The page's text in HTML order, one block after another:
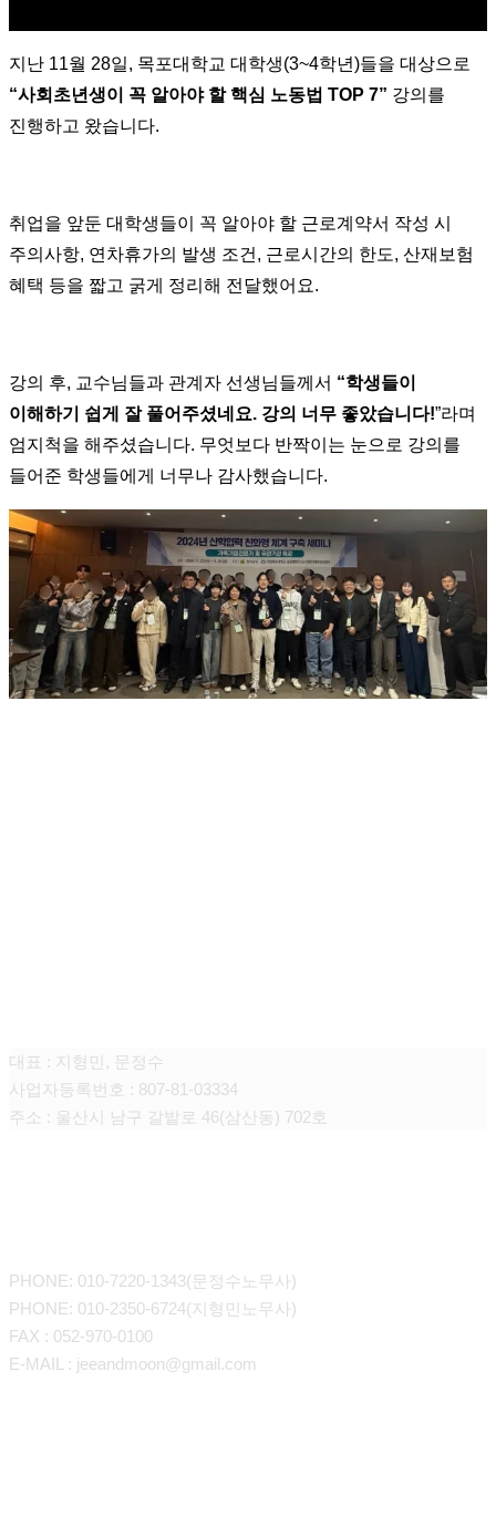
지난 11월 28일, 목포대학교 대학생(3~4학년)들을 대상으로
“사회초년생이 꼭 알아야 할 핵심 노동법 TOP 7” 강의를
진행하고 왔습니다.
취업을 앞둔 대학생들이 꼭 알아야 할 근로계약서 작성 시
주의사항, 연차휴가의 발생 조건, 근로시간의 한도, 산재보험
혜택 등을 짧고 굵게 정리해 전달했어요.
강의 후, 교수님들과 관계자 선생님들께서 “학생들이
이해하기 쉽게 잘 풀어주셨네요. 강의 너무 좋았습니다!”라며
엄지척을 해주셨습니다. 무엇보다 반짝이는 눈으로 강의를
들어준 학생들에게 너무나 감사했습니다.
대표 : 지형민, 문정수
사업자등록번호 : 807-81-03334
주소 : 울산시 남구 갈밭로 46(삼산동) 702호
PHONE: 010-7220-1343(문정수노무사)
PHONE: 010-2350-6724(지형민노무사)
FAX : 052-970-0100
E-MAIL : jeeandmoon@gmail.com